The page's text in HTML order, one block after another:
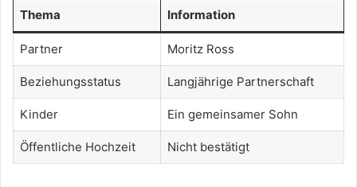
Thema Information
Partner Moritz Ross
Beziehungsstatus Langjährige Partnerschaft
Kinder Ein gemeinsamer Sohn
Öffentliche Hochzeit Nicht bestätigt